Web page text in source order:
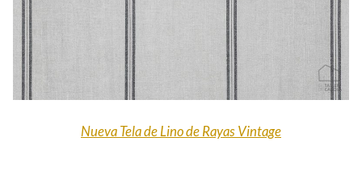
Nueva Tela de Lino de Rayas Vintage